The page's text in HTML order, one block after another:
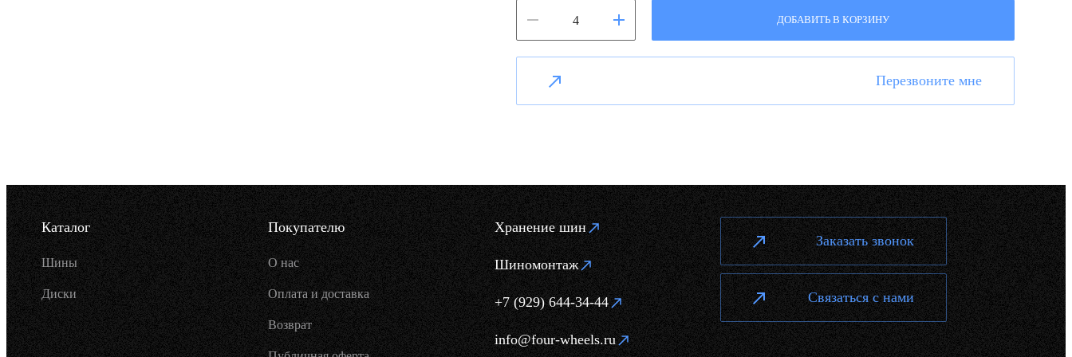
ДОБАВИТЬ В КОРЗИНУ
Перезвоните мне
Каталог
Шины
Диски
Покупателю
О нас
Оплата и доставка
Возврат
Хранение шин
Шиномонтаж
+7 (929) 644-34-44
info@four-wheels.ru
Заказать звонок
Связаться с нами